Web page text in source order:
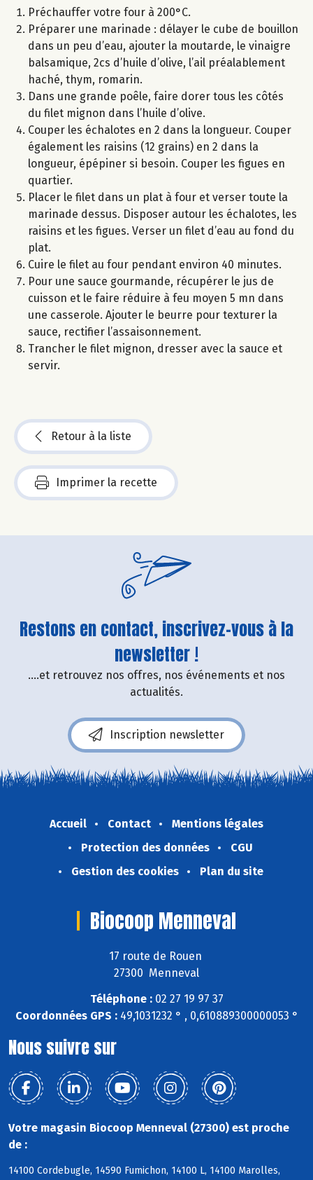
Préchauffer votre four à 200°C.
Préparer une marinade : délayer le cube de bouillon
dans un peu d’eau, ajouter la moutarde, le vinaigre
balsamique, 2cs d’huile d’olive, l’ail préalablement
haché, thym, romarin.
Dans une grande poêle, faire dorer tous les côtés
du filet mignon dans l’huile d’olive.
Couper les échalotes en 2 dans la longueur. Couper
également les raisins (12 grains) en 2 dans la
longueur, épépiner si besoin. Couper les figues en
quartier.
Placer le filet dans un plat à four et verser toute la
marinade dessus. Disposer autour les échalotes, les
raisins et les figues. Verser un filet d’eau au fond du
plat.
Cuire le filet au four pendant environ 40 minutes.
Pour une sauce gourmande, récupérer le jus de
cuisson et le faire réduire à feu moyen 5 mn dans
une casserole. Ajouter le beurre pour texturer la
sauce, rectifier l’assaisonnement.
Trancher le filet mignon, dresser avec la sauce et
servir.
Retour à la liste
Imprimer la recette
Restons en contact, inscrivez-vous à la
newsletter !
....et retrouvez nos offres, nos événements et nos
actualités.
Inscription newsletter
Accueil Contact
Mentions légales
Protection des données
CGU
Gestion des cookies
Plan du site
Biocoop Menneval
17 route de Rouen
27300 Menneval
Téléphone :02 27 19 97 37
Coordonnées GPS :49,1031232 ° , 0,610889300000053 °
Nous suivre sur
Votre magasin Biocoop Menneval (27300) est proche
de :
14100 Cordebugle, 14590 Fumichon, 14100 L, 14100 Marolles,